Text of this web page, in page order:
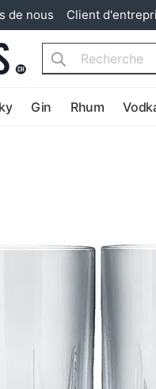
de nous Client
Search
Gin Rhum